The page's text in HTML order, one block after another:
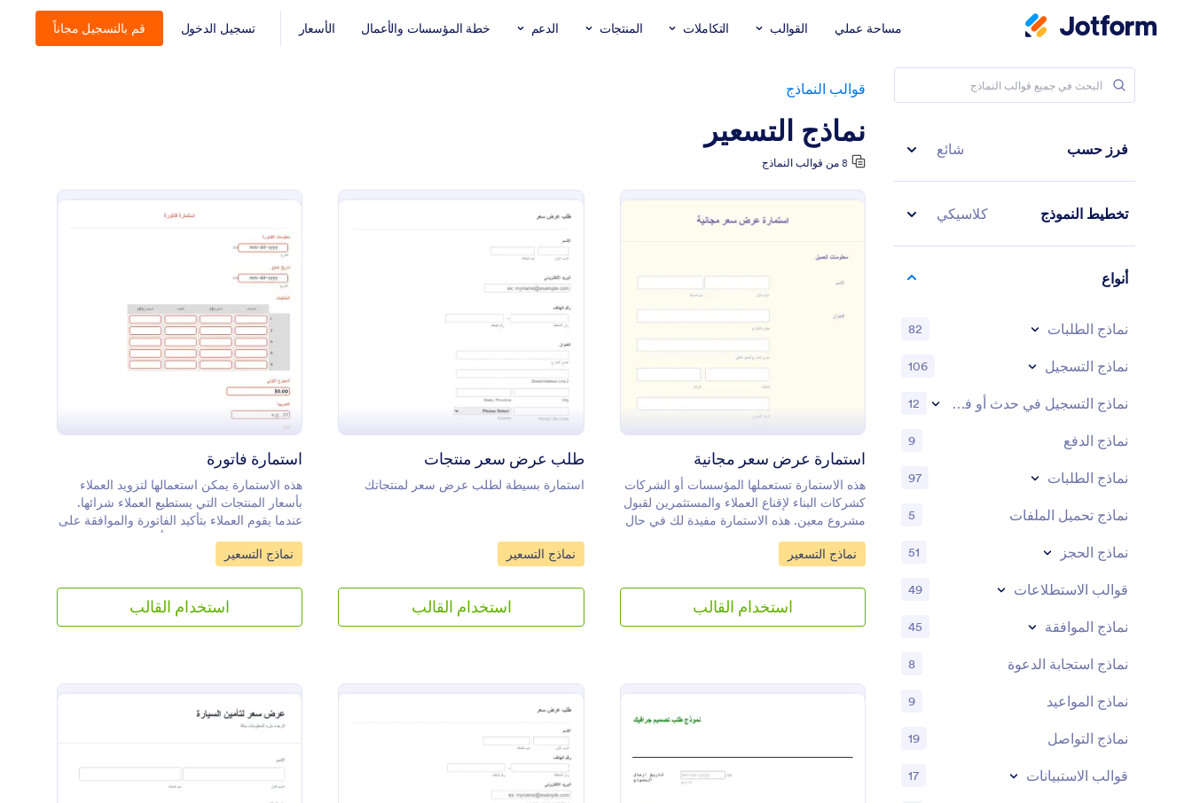
مساحة عملي القوالب التكاملات المنتجات الدعم خطة المؤسسات والأعمال الأسعار تسجيل الدخول قم بالتسجيل مجاناً
قوالب النماذج
نماذج التسعير
8 من قوالب النماذج
: استمارة عرض سعر مجانية
استمارة عرض سعر مجانية
هذه الاستمارة تستعملها المؤسسات أو الشركات
كشركات البناء لإقناع العملاء والمستثمرين لقبول
مشروع معين. هذه الاستمارة مفيدة لك في حال
كنت تريد إنشاء عرض سعر لمشروعك. هذه
الاستمارة تجمع كل المعلومات المتعلقة
Go to Category:
نماذج التسعير
استخدام القالب
طلب عرض سعر منتجات
استمارة بسيطة لطلب عرض سعر لمنتجاتك
Go to Category:
نماذج التسعير
استخدام القالب
معاينة: استمارة فاتورة
استمارة فاتورة
هذه الاستمارة يمكن استعمالها لتزويد العملاء
بأسعار المنتجات التي يستطيع العملاء شرائها.
عندما يقوم العملاء بتأكيد الفاتورة والموافقة على
الطلب سيتم إرسال فاتورة أخرى. باستعمال
أدواتنا يمكنك تعديل الاستمارة وحساب كل ما
Go to Category:
نماذج التسعير
استخدام القالب
فرز حسب شائع
تخطيط النموذج كلاسيكي
أنواع
نماذج الطلبات 82
نماذج التسجيل 106
نماذج التسجيل في حدث أو فعالية 12
نماذج الدفع 9
نماذج الطلبات 97
نماذج تحميل الملفات 5
نماذج الحجز 51
قوالب الاستطلاعات 49
نماذج الموافقة 45
نماذج استجابة الدعوة 8
نماذج المواعيد 9
نماذج التواصل 19
قوالب الاستبيانات 17